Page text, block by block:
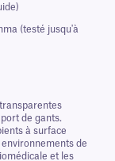
(testé jusqu'à
de gants.
à surface
de
et les